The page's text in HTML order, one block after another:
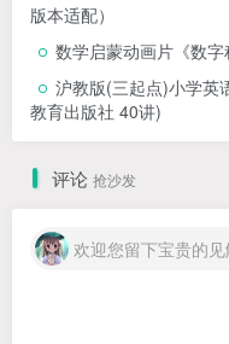
版本适配）
数学启蒙动画片《数
沪教版(三起点)小学英
教育出版社 40讲)
评论 抢沙发
欢迎您留下宝贵的见